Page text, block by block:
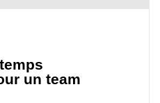
un team